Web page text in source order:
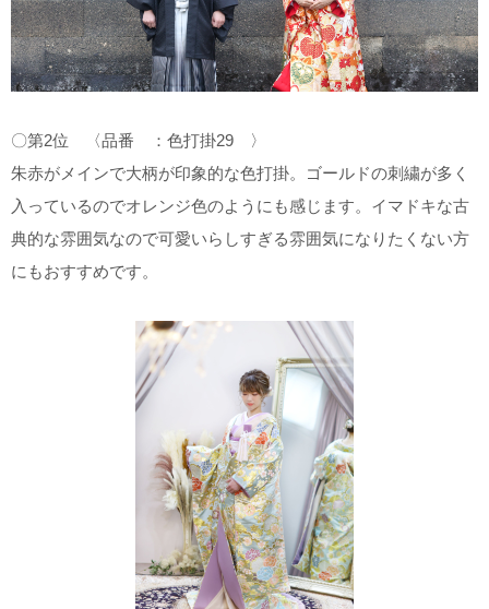
〇第2位 〈品番 ：色打掛29 〉
朱赤がメインで大柄が印象的な色打掛。ゴールドの刺繍が多く
入っているのでオレンジ色のようにも感じます。イマドキな古
典的な雰囲気なので可愛いらしすぎる雰囲気になりたくない方
にもおすすめです。